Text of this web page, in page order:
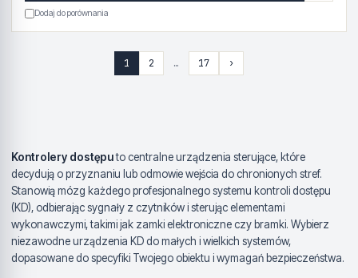
Dodaj do porównania
1 2 … 17 ›
Kontrolery dostęputo centralne urządzenia sterujące, które
decydują o przyznaniu lub odmowie wejścia do chronionych stref.
Stanowią mózg każdego profesjonalnego systemu kontroli dostępu
(KD), odbierając sygnały z czytników i sterując elementami
wykonawczymi, takimi jak zamki elektroniczne czy bramki. Wybierz
niezawodne urządzenia KD do małych i wielkich systemów,
dopasowane do specyfiki Twojego obiektu i wymagań bezpieczeństwa.